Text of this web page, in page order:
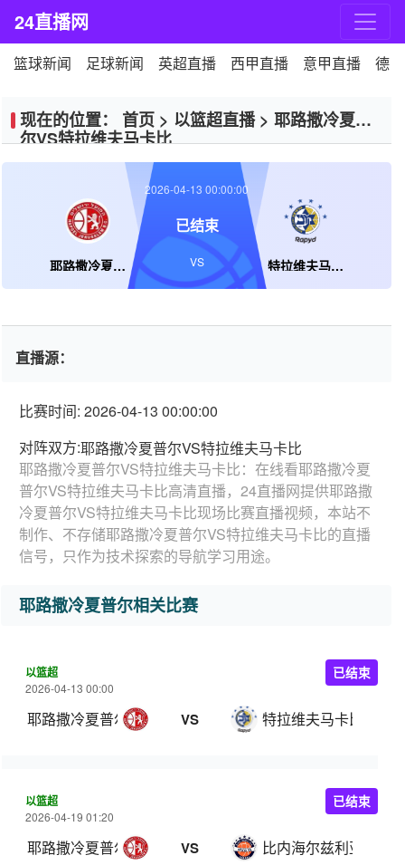
24直播网
篮球新闻 足球新闻 英超直播 西甲直播 意甲直播 德
现在的位置： 首页 > 以篮超直播> 耶路撒冷夏普
尔VS特拉维夫马卡比
耶路撒冷夏普尔 特拉维夫马卡比
2026-04-13 00:00:00
已结束
VS
直播源：
比赛时间: 2026-04-13 00:00:00
对阵双方:耶路撒冷夏普尔VS特拉维夫马卡比
耶路撒冷夏普尔VS特拉维夫马卡比：在线看耶路撒冷夏
普尔VS特拉维夫马卡比高清直播，24直播网提供耶路撒
冷夏普尔VS特拉维夫马卡比现场比赛直播视频，本站不
制作、不存储耶路撒冷夏普尔VS特拉维夫马卡比的直播
信号，只作为技术探索的导航学习用途。
耶路撒冷夏普尔相关比赛
以篮超
2026-04-13 00:00
耶路撒冷夏普尔 VS 特拉维夫马卡比
已结束
以篮超
2026-04-19 01:20
耶路撒冷夏普尔 VS 比内海尔兹利亚
已结束